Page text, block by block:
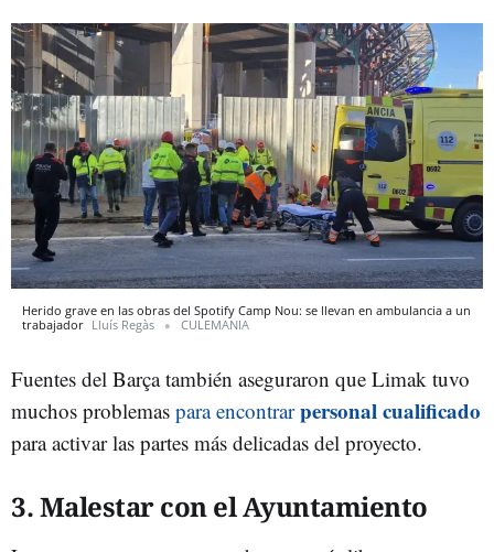
Herido grave en las obras del Spotify Camp Nou: se llevan en ambulancia a un
trabajador Lluís Regàs CULEMANIA
Fuentes del Barça también aseguraron que Limak tuvo
muchos problemas para encontrarpersonal cualificado
para activar las partes más delicadas del proyecto.
3. Malestar con el Ayuntamiento